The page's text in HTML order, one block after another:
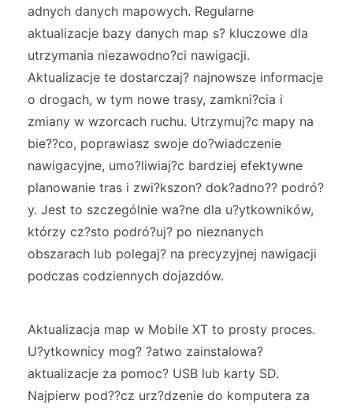
adnych danych mapowych. Regularne
aktualizacje bazy danych map s? kluczowe dla
utrzymania niezawodno?ci nawigacji.
Aktualizacje te dostarczaj? najnowsze informacje
o drogach, w tym nowe trasy, zamkni?cia i
zmiany w wzorcach ruchu. Utrzymuj?c mapy na
bie??co, poprawiasz swoje do?wiadczenie
nawigacyjne, umo?liwiaj?c bardziej efektywne
planowanie tras i zwi?kszon? dok?adno?? podró?
y. Jest to szczególnie wa?ne dla u?ytkowników,
którzy cz?sto podró?uj? po nieznanych
obszarach lub polegaj? na precyzyjnej nawigacji
podczas codziennych dojazdów.
Aktualizacja map w Mobile XT to prosty proces.
U?ytkownicy mog? ?atwo zainstalowa?
aktualizacje za pomoc? USB lub karty SD.
Najpierw pod??cz urz?dzenie do komputera za